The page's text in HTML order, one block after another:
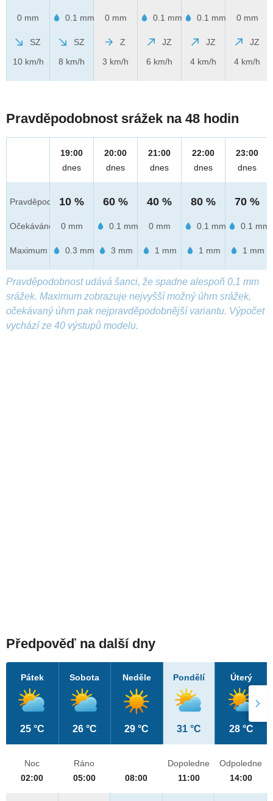
0 mm
SZ
10 km/h
0.1 mm
SZ
8 km/h
0 mm
Z
3 km/h
0.1 mm
JZ
6 km/h
0.1 mm
JZ
4 km/h
0 mm
JZ
4 km/h
Pravděpodobnost srážek na 48 hodin
Pravděpod.
Očekáváno
Maximum
19:00
dnes
10 %
0 mm
0.3 mm
20:00
dnes
60 %
0.1 mm
3 mm
21:00
dnes
40 %
0 mm
1 mm
22:00
dnes
80 %
0.1 mm
1 mm
23:00
dnes
70 %
0.1 mm
1 mm
Pravděpodobnost udává šanci, že spadne alespoň 0,1 mm
srážek. Maximum zobrazuje nejvyšší možný úhrn srážek,
očekávaný úhrn pak nejpravděpodobnější variantu. Výpočet
vychází ze 40 výstupů modelu.
Předpověď na další dny
Pátek
25 °C
Sobota
26 °C
Neděle
29 °C
Pondělí
31 °C
Úterý
28 °C
Noc
02:00
Ráno
05:00
08:00
Dopoledne
11:00
Odpoledne
14:00